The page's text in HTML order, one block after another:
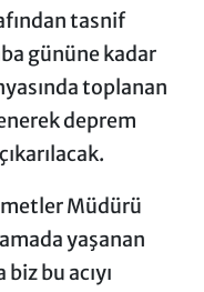
tasnif
gününe kadar
toplanan
deprem
Müdürü
yaşanan
bu acıyı